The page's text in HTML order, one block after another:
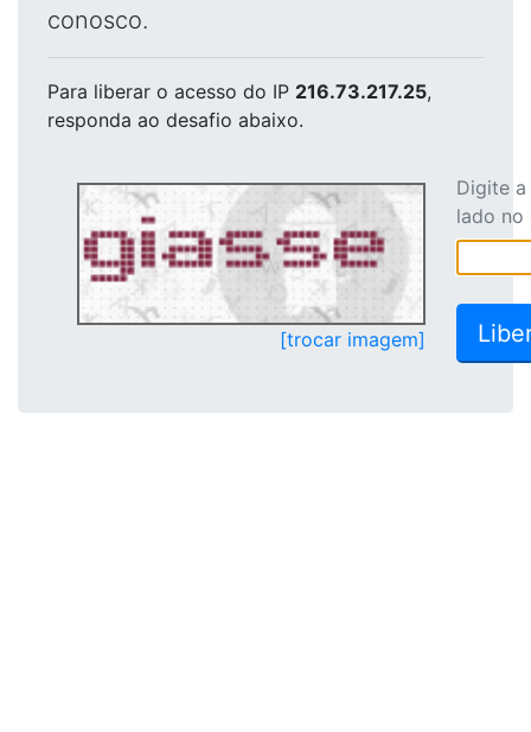
conosco.
Para liberar o acesso do IP 216.73.217.25,
responda ao desafio abaixo.
[trocar imagem]
Digite
lado no